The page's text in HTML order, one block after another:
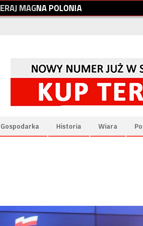
ERAJMAGNAPOLONIA
Gospodarka Historia Wiara